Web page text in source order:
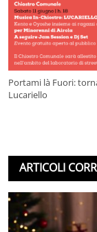
Portami là Fuori:
Lucariello
ARTICOLI